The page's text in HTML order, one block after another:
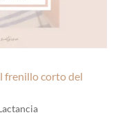
frenillo corto del